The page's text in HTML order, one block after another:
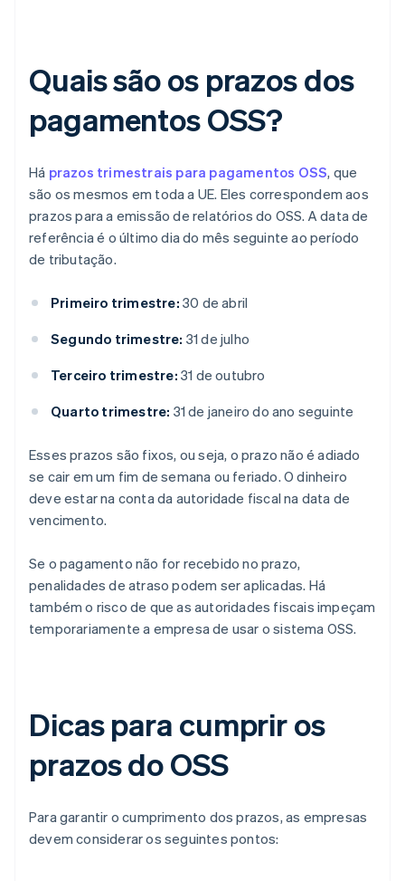
Quais são os prazos dos
pagamentos OSS?
Há prazos trimestrais para pagamentos OSS, que
são os mesmos em toda a UE. Eles correspondem aos
prazos para a emissão de relatórios do OSS. A data de
referência é o último dia do mês seguinte ao período
de tributação.
Primeiro trimestre: 30 de abril
Segundo trimestre: 31 de julho
Terceiro trimestre: 31 de outubro
Quarto trimestre: 31 de janeiro do ano seguinte
Esses prazos são fixos, ou seja, o prazo não é adiado
se cair em um fim de semana ou feriado. O dinheiro
deve estar na conta da autoridade fiscal na data de
vencimento.
Se o pagamento não for recebido no prazo,
penalidades de atraso podem ser aplicadas. Há
também o risco de que as autoridades fiscais impeçam
temporariamente a empresa de usar o sistema OSS.
Dicas para cumprir os
prazos do OSS
Para garantir o cumprimento dos prazos, as empresas
devem considerar os seguintes pontos: